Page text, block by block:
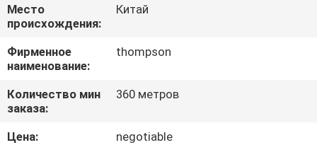
О
НАС
ПУТЕШЕСТВИЕ
ФАБРИКИ
All
Rights
Reserved.
ECER
Место
происхождения:
Китай
Фирменное
наименование:
thompson
Количество мин
заказа:
360 метров
Цена:
negotiable